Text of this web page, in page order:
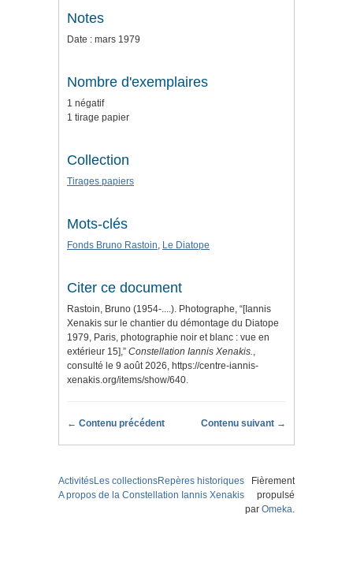
Notes
Date : mars 1979
Nombre d'exemplaires
1 négatif
1 tirage papier
Collection
Tirages papiers
Mots-clés
Fonds Bruno Rastoin, Le Diatope
Citer ce document
Rastoin, Bruno (1954-....). Photographe, “[Iannis
Xenakis sur le chantier du démontage du Diatope
1979, Paris, photographie noir et blanc : vue en
extérieur 15],” Constellation Iannis Xenakis.,
consulté le 9 août 2026, https://centre-iannis-
xenakis.org/items/show/640.
← Contenu précédent Contenu suivant →
ActivitésLes collectionsRepères historiques
A propos de la Constellation Iannis Xenakis
Fièrement
propulsé
par Omeka.